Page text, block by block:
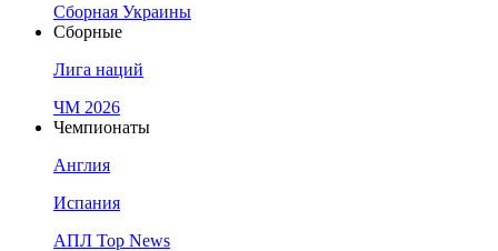
Сборная Украины
Сборные
Лига наций
ЧМ 2026
Чемпионаты
Англия
Испания
АПЛ Top News